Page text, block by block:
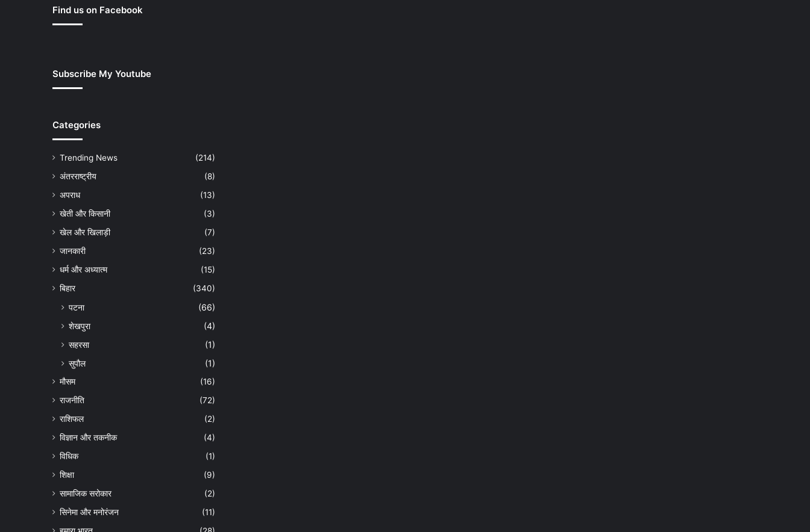
Find us on Facebook
Subscribe My Youtube
Categories
Trending News
(214)
अंतरराष्ट्रीय
(8)
अपराध
(13)
खेती और किसानी
(3)
खेल और खिलाड़ी
(7)
जानकारी
(23)
धर्म और अध्यात्म
(15)
बिहार
(340)
पटना
(66)
शेखपुरा
(4)
सहरसा
(1)
सुपौल
(1)
मौसम
(16)
राजनीति
(72)
राशिफल
(2)
विज्ञान और तकनीक
(4)
विधिक
(1)
शिक्षा
(9)
सामाजिक सरोकार
(2)
सिनेमा और मनोरंजन
(11)